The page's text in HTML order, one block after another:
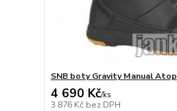
SNB boty Gravity Manual Atop
4 690 Kč/ks
3 876 Kč bez DPH